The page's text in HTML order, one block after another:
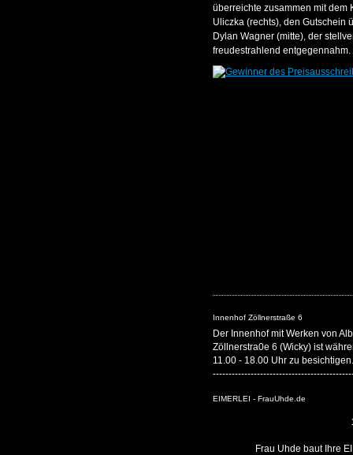
überreichte zusammen mit dem
Uliczka (rechts), den Gutschein
Dylan Wagner (mitte), der
freudestrahlend entgegennahm.
Innenhof Zöllnerstraße 6
Der Innenhof mit Werken von
Zöllnerstra0e 6 (Wicky) ist
11.00 - 18.00 Uhr zu besichtigen.
EIMERLEI - FrauUhde.de
Frau Uhde baut Ihre